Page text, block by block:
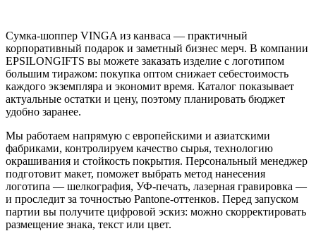
Сумка-шоппер VINGA из канваса — практичный
корпоративный подарок и заметный бизнес мерч. В компании
EPSILONGIFTS вы можете заказать изделие с логотипом
большим тиражом: покупка оптом снижает себестоимость
каждого экземпляра и экономит время. Каталог показывает
актуальные остатки и цену, поэтому планировать бюджет
удобно заранее.
Мы работаем напрямую с европейскими и азиатскими
фабриками, контролируем качество сырья, технологию
окрашивания и стойкость покрытия. Персональный менеджер
подготовит макет, поможет выбрать метод нанесения
логотипа — шелкография, УФ-печать, лазерная гравировка —
и проследит за точностью Pantone-оттенков. Перед запуском
партии вы получите цифровой эскиз: можно скорректировать
размещение знака, текст или цвет.